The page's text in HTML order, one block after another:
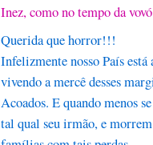
Inez, como no tempo da vovó
Querida que horror!!!
Infelizmente nosso País
vivendo a mercê desses
Acoados. E quando menos
tal qual seu irmão, e morrem